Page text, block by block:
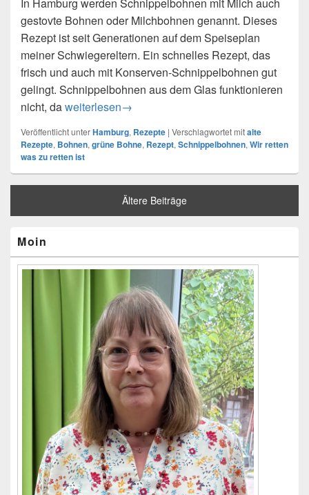
gestovte Bohnen oder Milchbohnen genannt. Dieses
Rezept ist seit Generationen auf dem Speiseplan
meiner Schwiegereltern. Ein schnelles Rezept, das
frisch und auch mit Konserven-Schnippelbohnen gut
gelingt. Schnippelbohnen aus dem Glas funktionieren
nicht, daGestovte Bohnen Hamburger Art
weiterlesen→
Veröffentlicht unterHamburg, Rezepte | Verschlagwortet mitalte
Rezepte, Bohnen, grüne Bohne, Rezept, Schnippelbohnen, Wir retten
was zu retten ist
Ältere Beiträge
Seitenleisten-
Widgetbereich
Moin